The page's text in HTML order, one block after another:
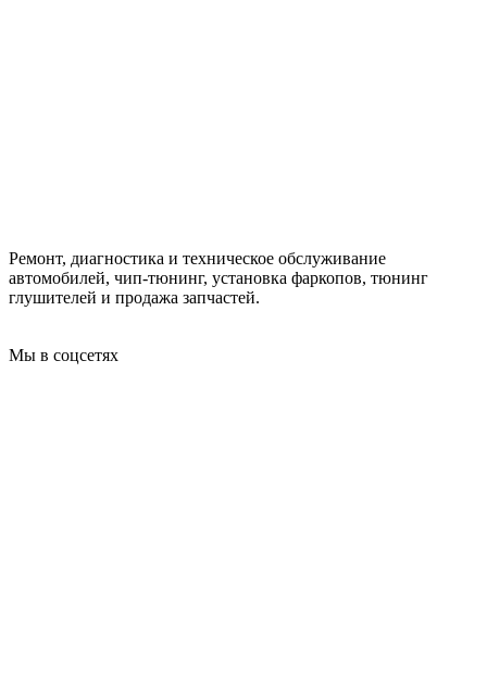
Ремонт, диагностика и техническое обслуживание
автомобилей, чип-тюнинг, установка фаркопов, тюнинг
глушителей и продажа запчастей.
Мы в соцсетях